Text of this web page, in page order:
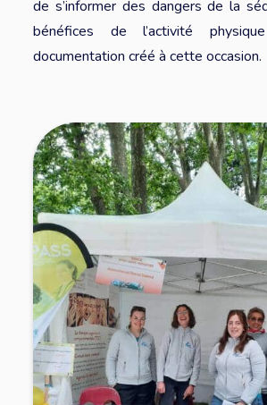
de s’informer des dangers de la
bénéfices de l’activité
documentation créé à cette occasion.